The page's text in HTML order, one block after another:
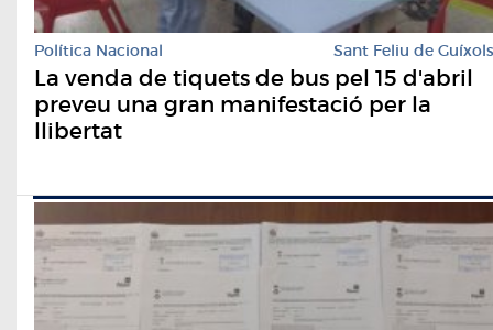
Política Nacional Sant Feliu de Guíxols
La venda de tiquets de bus pel 15 d'abril
preveu una gran manifestació per la
llibertat